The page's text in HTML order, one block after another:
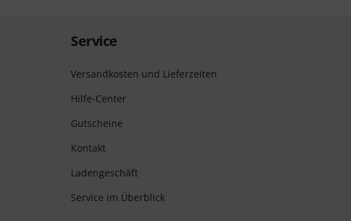
Service
Versandkosten und Lieferzeiten
Hilfe-Center
Gutscheine
Kontakt
Ladengeschäft
Service im Überblick